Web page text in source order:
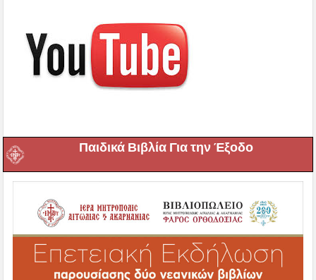
Παιδικά Βιβλία Για την Έξοδο